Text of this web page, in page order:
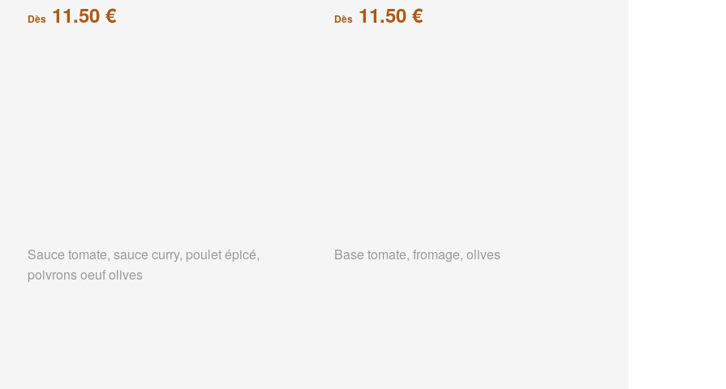
Dès11.50 €
Sauce tomate, sauce curry, poulet épicé,
poivrons oeuf olives
Dès 11.50 €
Base tomate, fromage, olives